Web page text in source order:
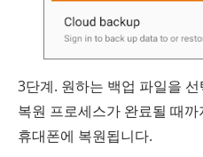
3단계. 원하는 백업 파일을
복원 프로세스가 완료될 때
휴대폰에 복원됩니다.